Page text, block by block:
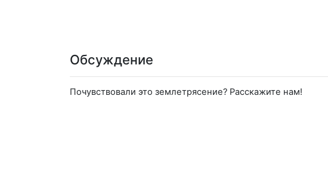
Обсуждение
Почувствовали это землетрясение? Расскажите нам!